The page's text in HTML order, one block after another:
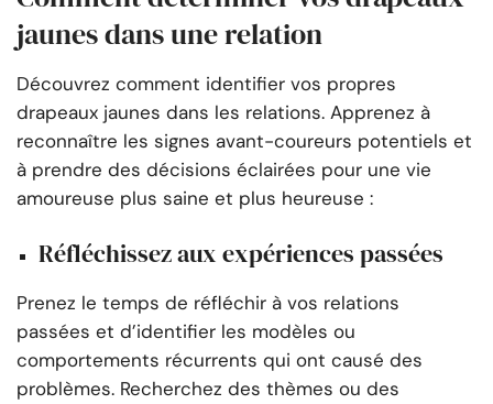
jaunes dans une relation
Découvrez comment identifier vos propres
drapeaux jaunes dans les relations. Apprenez à
reconnaître les signes avant-coureurs potentiels et
à prendre des décisions éclairées pour une vie
amoureuse plus saine et plus heureuse :
Réfléchissez aux expériences passées
Prenez le temps de réfléchir à vos relations
passées et d’identifier les modèles ou
comportements récurrents qui ont causé des
problèmes. Recherchez des thèmes ou des